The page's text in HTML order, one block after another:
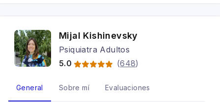
Mijal Kishinevsky
Psiquiatra Adultos
5.0
(648)
General Sobre mí Evaluaciones